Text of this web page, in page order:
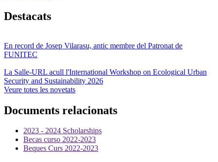
Destacats
En record de Josep Vilarasu, antic membre del Patronat de
FUNITEC
La Salle-URL acull l'International Workshop on Ecological Urban
Security and Sustainability 2026
Veure totes les novetats
Documents relacionats
2023 - 2024 Scholarships
Becas curso 2022-2023
Beques Curs 2022-2023